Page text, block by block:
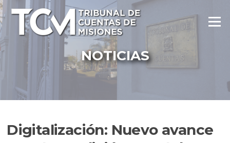
Ir
al
contenido
Menú
NOTICIAS
Digitalización: Nuevo avance